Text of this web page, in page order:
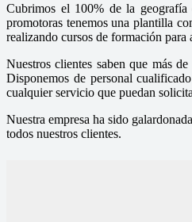
Cubrimos el 100% de la geografía
promotoras tenemos una plantilla
realizando cursos de formación para
Nuestros clientes saben que más
Disponemos de personal
cualquier servicio que puedan
Nuestra empresa ha sido
todos nuestros clientes.